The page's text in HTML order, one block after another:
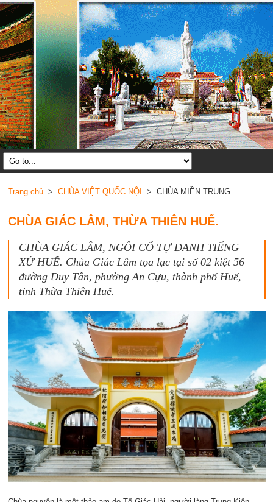
Trang chủ> CHÙA VIỆT QUỐC NỘI > CHÙA MIỀN TRUNG
CHÙA GIÁC LÂM, THỪA THIÊN HUẾ.
CHÙA GIÁC LÂM, NGÔI CỔ TỰ DANH TIẾNG
XỨ HUẾ. Chùa Giác Lâm tọa lạc tại số 02 kiệt 56
đường Duy Tân, phường An Cựu, thành phố Huế,
tỉnh Thừa Thiên Huế.